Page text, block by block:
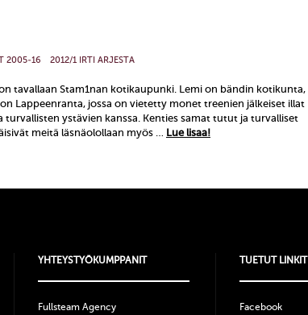
2005-16 2012/1 IRTI ARJESTA
tavallaan Stam1nan kotikaupunki. Lemi on bändin kotikunta,
Lappeenranta, jossa on vietetty monet treenien jälkeiset illat
turvallisten ystävien kanssa. Kenties samat tutut ja turvalliset
meitä läsnäolollaan myös … Lue lisaa!
YHTEYSTYÖKUMPPANIT
Fullsteam Agency
TUETUT LINKIT
Facebook